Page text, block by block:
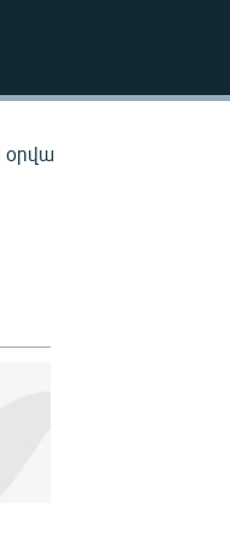
օրվա